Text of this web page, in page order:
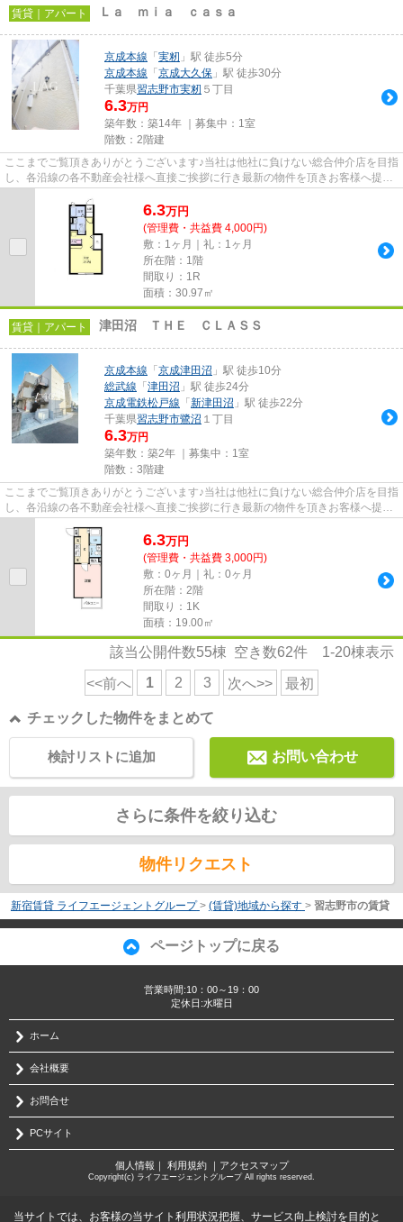
賃貸｜アパート Ｌａ ｍｉａ ｃａｓａ
京成本線 「 実籾 」駅 徒歩5分
京成本線 「 京成大久保 」駅 徒歩30分
千葉県習志野市実籾 ５丁目
6.3万円
築年数：築14年 ｜募集中： 1室
階数：2階建
ここまでご覧頂きありがとうございます♪当社は他社に負けない総合仲介店を目指
し、各沿線の各不動産会社様へ直接ご挨拶に行き最新の物件を頂きお客様へ提供
6.3万円
(管理費・共益費 4,000円)
敷：1ヶ月｜礼：1ヶ月
所在階：1階
間取り：1R
面積：30.97㎡
賃貸｜アパート 津田沼 ＴＨＥ ＣＬＡＳＳ
京成本線 「 京成津田沼 」駅 徒歩10分
総武線 「 津田沼 」駅 徒歩24分
京成電鉄松戸線 「 新津田沼 」駅 徒歩22分
千葉県習志野市鷺沼 １丁目
6.3万円
築年数：築2年 ｜募集中： 1室
階数：3階建
ここまでご覧頂きありがとうございます♪当社は他社に負けない総合仲介店を目指
し、各沿線の各不動産会社様へ直接ご挨拶に行き最新の物件を頂きお客様へ提供
6.3万円
(管理費・共益費 3,000円)
敷：0ヶ月｜礼：0ヶ月
所在階：2階
間取り：1K
面積：19.00㎡
該当公開件数55棟 空き数62件 1-20棟表示
<<前へ 1 2 3 次へ>> 最初
チェックした物件をまとめて
お問い合わせ
検討リストに追加
さらに条件を絞り込む
物件リクエスト
新宿賃貸 ライフエージェントグループ > (賃貸)地域から探す > 習志野市の賃貸
ページトップに戻る
営業時間:10：00～19：00
定休日:水曜日
ホーム
会社概要
お問合せ
PCサイト
個人情報 ｜ 利用規約｜ アクセスマップ
Copyright(c) ライフエージェントグループ All rights reserved.
当サイトでは、お客様の当サイト利用状況把握、サービス向上検討を目的と